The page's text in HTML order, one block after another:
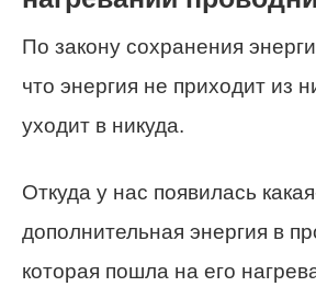
По закону сохранения
что энергия не приходит из
уходит в никуда.
Откуда у нас появилась
дополнительная энергия в
которая пошла на его